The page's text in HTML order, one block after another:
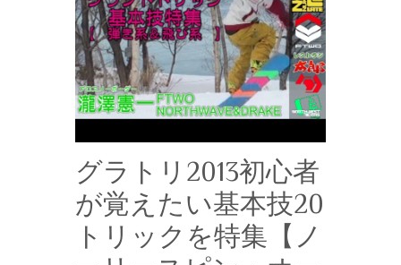
グラトリ2013初心者
が覚えたい基本技20
トリックを特集【ノ